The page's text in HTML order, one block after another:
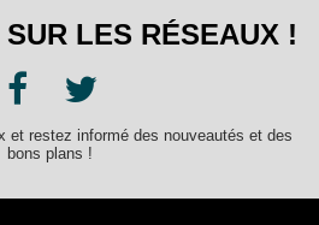
LES RÉSEAUX !
et restez informé des nouveautés et des
bons plans !